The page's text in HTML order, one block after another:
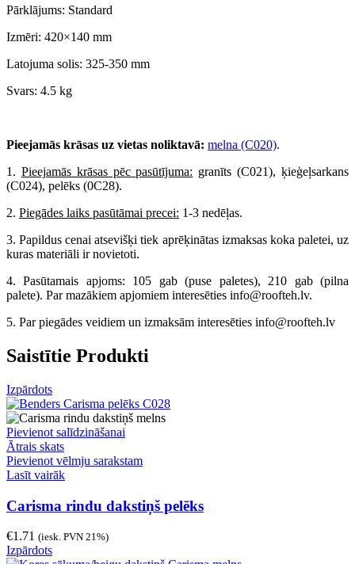
Pārklājums: Standard
Izmēri: 420×140 mm
Latojuma solis: 325-350 mm
Svars: 4.5 kg
Pieejamās krāsas uz vietas noliktavā: melna (C020).
1. Pieejamās krāsas pēc pasūtījuma: granīts (C021), ķieģeļsarkans
(C024), pelēks (0C28).
2. Piegādes laiks pasūtāmai precei: 1-3 nedēļas.
3. Papildus cenai atsevišķi tiek aprēķinātas izmaksas koka paletei, uz
kuras materiāli ir novietoti.
4. Pasūtamais apjoms: 105 gab (puse paletes), 210 gab (pilna
palete). Par mazākiem apjomiem interesēties info@roofteh.lv.
5. Par piegādes veidiem un izmaksām interesēties info@roofteh.lv
Saistītie Produkti
Izpārdots
Pievienot salīdzināšanai
Ātrais skats
Pievienot vēlmju sarakstam
Lasīt vairāk
Carisma rindu dakstiņš pelēks
€1.71 (iesk. PVN 21%)
Izpārdots